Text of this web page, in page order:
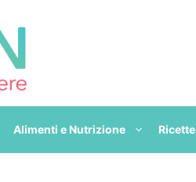
Alimenti e Nutrizione Ricette